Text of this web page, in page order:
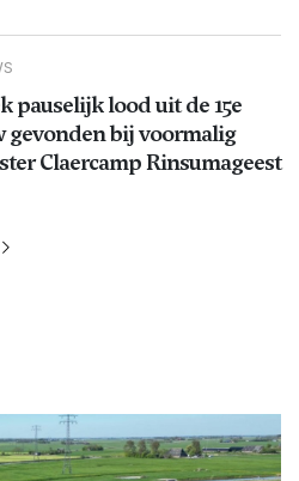
pauselijk lood uit de 15e
gevonden bij voormalig
Claercamp Rinsumageest